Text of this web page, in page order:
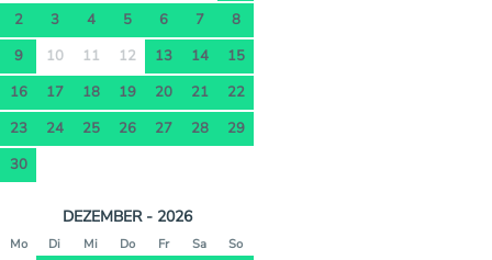
2
3 4 5 6 7
8
9
10 11 12 13 14
15
16
17 18 19 20 21
22
23
24 25 26 27 28
29
30
DEZEMBER - 2026
Mo Di Mi Do Fr Sa So